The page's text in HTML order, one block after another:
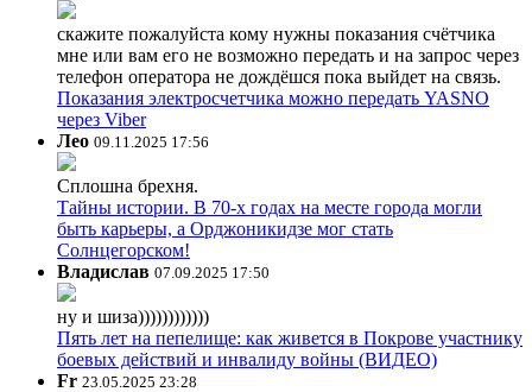
скажите пожалуйста кому нужны показания счётчика
мне или вам его не возможно передать и на запрос через
телефон оператора не дождёшся пока выйдет на связь.
Показания электросчетчика можно передать YASNO
через Viber
Лео 09.11.2025 17:56
Сплошна брехня.
Тайны истории. В 70-х годах на месте города могли
быть карьеры, а Орджоникидзе мог стать
Солнцегорском!
Владислав 07.09.2025 17:50
ну и шиза))))))))))))
Пять лет на пепелище: как живется в Покрове участнику
боевых действий и инвалиду войны (ВИДЕО)
Fr 23.05.2025 23:28